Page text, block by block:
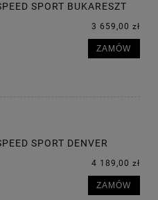
SPORT BUKARESZT
3 659,00 zł
ZAMÓW
SPORT DENVER
4 189,00 zł
ZAMÓW